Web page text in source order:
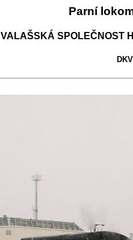
Parní
VALAŠSKÁ SPOLEČNOST